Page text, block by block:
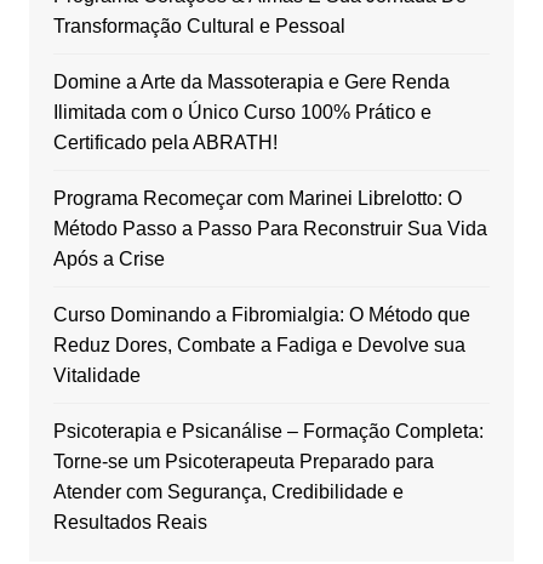
Transformação Cultural e Pessoal
Domine a Arte da Massoterapia e Gere Renda
Ilimitada com o Único Curso 100% Prático e
Certificado pela ABRATH!
Programa Recomeçar com Marinei Librelotto: O
Método Passo a Passo Para Reconstruir Sua Vida
Após a Crise
Curso Dominando a Fibromialgia: O Método que
Reduz Dores, Combate a Fadiga e Devolve sua
Vitalidade
Psicoterapia e Psicanálise – Formação Completa:
Torne-se um Psicoterapeuta Preparado para
Atender com Segurança, Credibilidade e
Resultados Reais